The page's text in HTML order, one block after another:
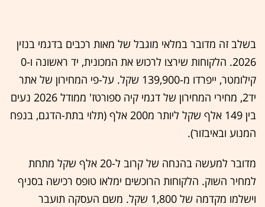
בשלב זה מדובר במלאי מוגבל של מאות רכבים בדגמי בנזין
2026. הלקוחות שירצו לרכוש את המכונית, יד ראשונה ו-0
קילומטר, ייפרדו מ-139,900 שקל. על-פי המחירון של אתר
יד2, מחירי המחירון של דגמי קיה ספורטז' ממודל 2026 נעים
בין 149 אלף שקל ליותר מ200 אלף (תלוי בתת-הדגם, בנפח
המנוע ובאיבזור).
מדובר למעשה בהנחה של קרוב ל-20 אלף שקל מתחת
למחיר השוק. הלקוחות הרוכשים ימלאו טופס רכישה בסניף
וישלמו מקדמה של 1,800 שקל. משם העסקה תועבר